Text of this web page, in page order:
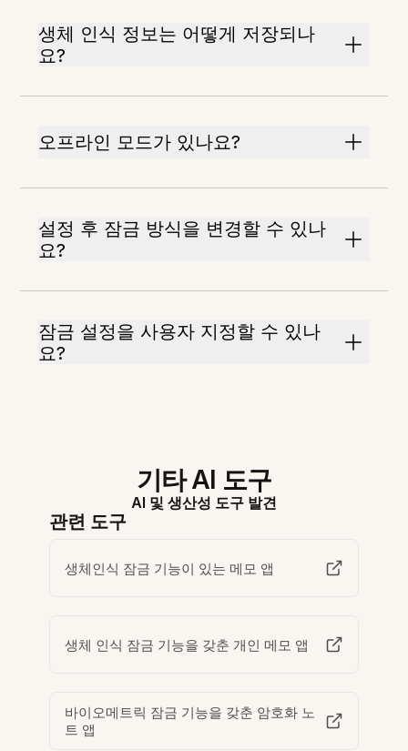
생체 인식 정보는 어떻게 저장되나
요?
오프라인 모드가 있나요?
설정 후 잠금 방식을 변경할 수 있나
요?
잠금 설정을 사용자 지정할 수 있나
요?
기타 AI 도구
AI 및 생산성 도구 발견
관련 도구
생체인식 잠금 기능이 있는 메모 앱
생체 인식 잠금 기능을 갖춘 개인 메모 앱
바이오메트릭 잠금 기능을 갖춘 암호화 노
트 앱